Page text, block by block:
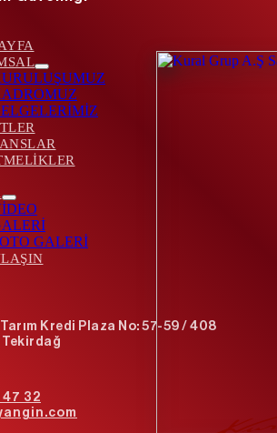
GALERİ
Kredi Plaza No: 57-59 / 408
Tekirdağ
47 32